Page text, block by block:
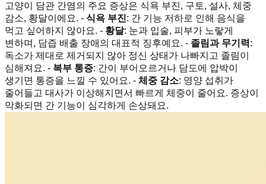
고양이 담관 간염의 주요 증상은 식욕 부진, 구토, 설사, 체중
감소, 황달이에요. - 식욕 부진: 간 기능 저하로 인해 음식을
먹고 싶어하지 않아요. - 황달: 눈과 입술, 피부가 노랗게
변하며, 담즙 배출 장애의 대표적 징후예요. - 졸림과 무기력:
독소가 제대로 제거되지 않아 정신 상태가 나빠지고 졸림이
심해져요. - 복부 통증: 간이 부어오르거나 담도에 압박이
생기면 통증을 느낄 수 있어요. - 체중 감소: 영양 섭취가
줄어들고 대사가 이상해지면서 빠르게 체중이 줄어요. 증상이
악화되면 간 기능이 심각하게 손상돼요.